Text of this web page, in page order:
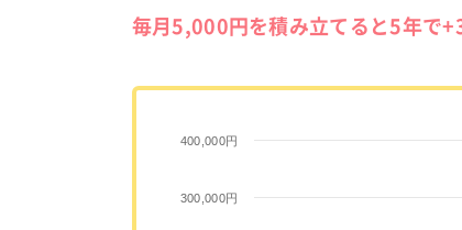
毎月5,000円を積み立てると5年で
300,000円
400,000円